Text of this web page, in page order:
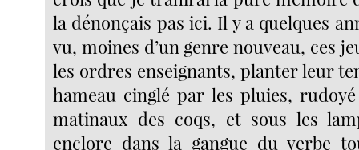
la dénonçais pas ici. Il y a quelques
vu, moines d’un genre nouveau, ces
les ordres enseignants, planter leur
hameau cinglé par les pluies,
matinaux des coqs, et sous les
enclore dans la gangue du verbe